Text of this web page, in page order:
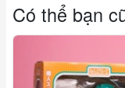
Có thể bạn